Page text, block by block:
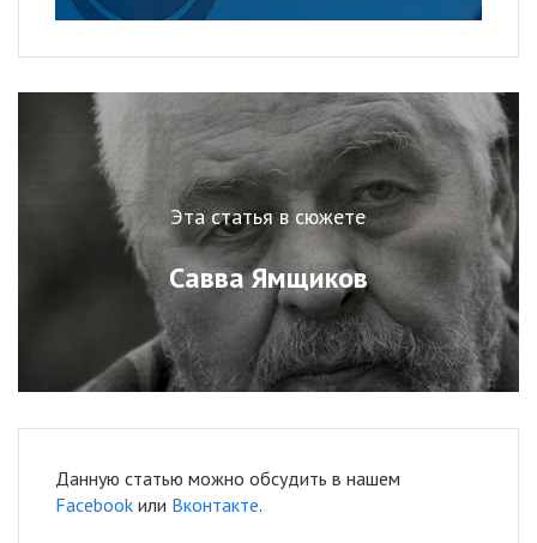
Эта статья в сюжете
Савва Ямщиков
Данную статью можно обсудить в нашем
Facebook или Вконтакте.